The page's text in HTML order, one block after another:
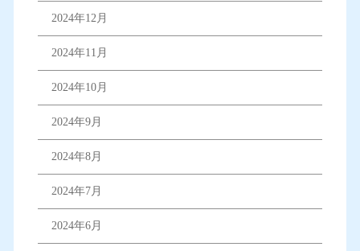
2024年12月
2024年11月
2024年10月
2024年9月
2024年8月
2024年7月
2024年6月